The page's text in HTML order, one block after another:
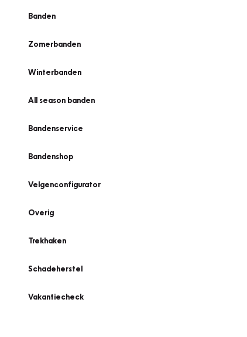
Banden
Zomerbanden
Winterbanden
All season banden
Bandenservice
Bandenshop
Velgenconfigurator
Overig
Trekhaken
Schadeherstel
Vakantiecheck